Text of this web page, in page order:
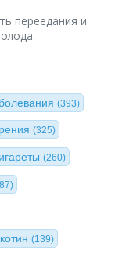
переедания и
(393)
(325)
(260)
(139)